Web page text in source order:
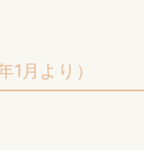
1月より）